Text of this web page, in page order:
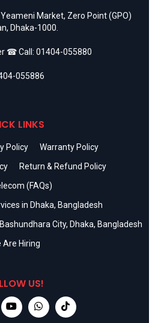
Market, Zero Point (GPO)
Dhaka-1000.
☎ Call: 01404-055880
055886
LINKS
Policy
Warranty Policy
Return & Refund Policy
(FAQs)
in Dhaka, Bangladesh
City, Dhaka, Bangladesh
Are Hiring
US!